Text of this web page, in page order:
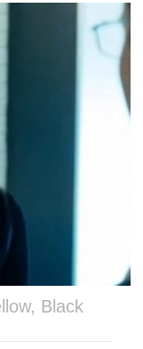
Black